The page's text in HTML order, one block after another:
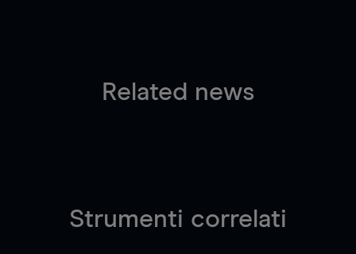
Related news
Strumenti correlati